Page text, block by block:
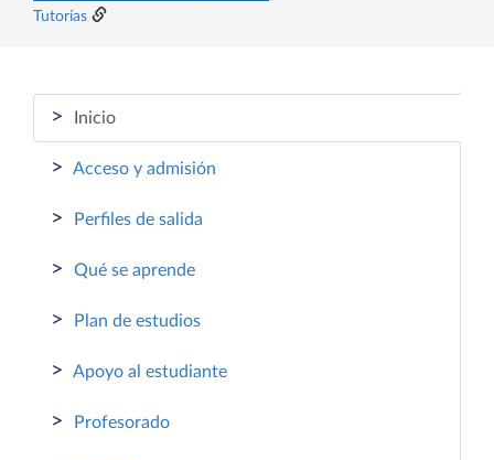
Tutorías
> Inicio
> Acceso y admisión
> Perfiles de salida
> Qué se aprende
> Plan de estudios
> Apoyo al estudiante
> Profesorado